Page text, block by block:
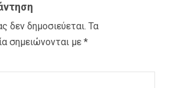
δεν δημοσιεύεται. Τα
σημειώνονται με *